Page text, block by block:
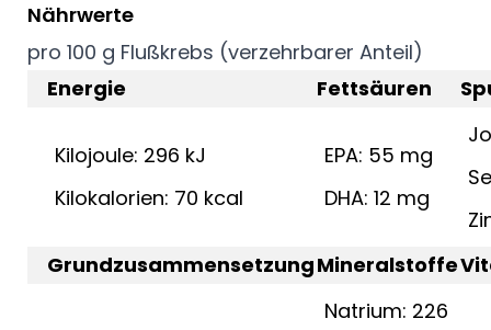
Nährwerte
pro 100 g Flußkrebs (verzehrbarer Anteil)
Energie
Fettsäuren
Kilojoule: 296 kJ
Kilokalorien: 70 kcal
EPA: 55 mg
DHA: 12 mg
GrundzusammensetzungMineralstoffe
Natrium: 226